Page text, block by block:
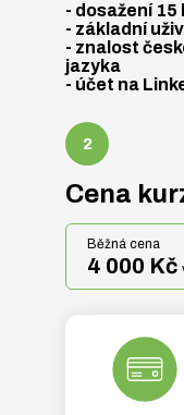
- dosažení 15
- základní
- znalost
jazyka
- účet na
Cena
Běžná cena
4 000 Kč